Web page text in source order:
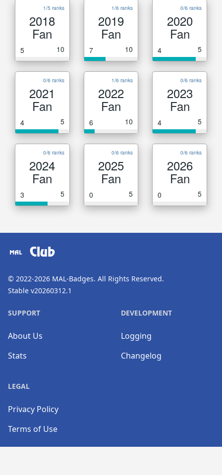
1/5 ranks
2018
Fan
5 10
1/6 ranks
2019
Fan
7 10
0/6 ranks
2020
Fan
4 5
0/6 ranks
2021
Fan
4 5
1/6 ranks
2022
Fan
6 10
0/6 ranks
2023
Fan
4 5
0/6 ranks
2024
Fan
3 5
0/6 ranks
2025
Fan
0 5
0/6 ranks
2026
Fan
0 5
Club
© 2022-2026 MAL-Badges. All Rights Reserved.
Stable v20260312.1
SUPPORT
About Us
Stats
DEVELOPMENT
Logging
Changelog
LEGAL
Privacy Policy
Terms of Use